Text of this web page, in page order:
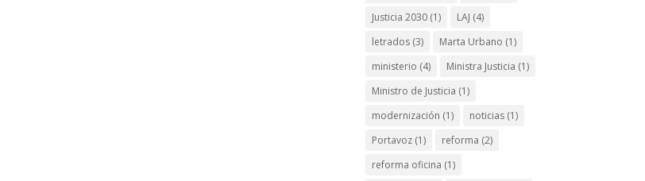
Justicia 2030 (1) LAJ (4)
letrados (3) Marta Urbano (1)
ministerio (4) Ministra Justicia (1)
Ministro de Justicia (1)
modernización (1) noticias (1)
Portavoz (1) reforma (2)
reforma oficina (1)